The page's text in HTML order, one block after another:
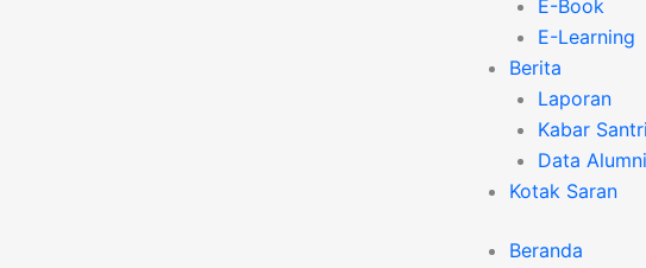
E-Book
E-Learning
Berita
Laporan
Kabar Santri
Data Alumni
Kotak Saran
Beranda